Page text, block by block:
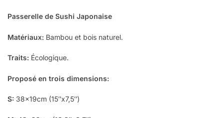
Passerelle de Sushi Japonaise
Matériaux: Bambou et bois naturel.
Traits: Écologique.
Proposé en trois dimensions:
S: 38x19cm (15″x7,5″)